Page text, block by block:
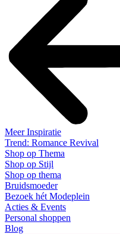
Meer Inspiratie
Trend: Romance Revival
Shop op Thema
Shop op Stijl
Shop op thema
Bruidsmoeder
Bezoek hét Modeplein
Acties & Events
Personal shoppen
Blog